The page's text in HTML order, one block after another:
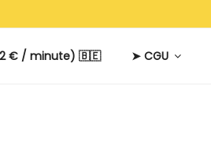
€ / minute) 🇧🇪 ➤ CGU